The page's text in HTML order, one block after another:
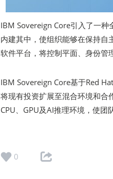
IBM Sovereign Core引入了一
内建其中，使组织能够在保持自
软件平台，将控制平面、身份管
IBM Sovereign Core基于Red
将现有投资扩展至混合环境和合
CPU、GPU及AI推理环境，使团
0